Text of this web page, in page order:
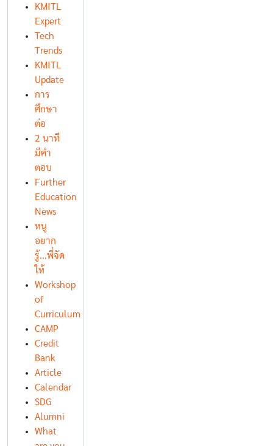
KMITL
Expert
Tech
Trends
KMITL
Update
การ
ศึกษา
ต่อ
2 นาที
มีคำ
ตอบ
Further
Education
News
หนู
อยาก
รู้...พี่จัด
ให้
Workshop
of
Curriculum
CAMP
Credit
Bank
Article
Calendar
SDG
Alumni
What